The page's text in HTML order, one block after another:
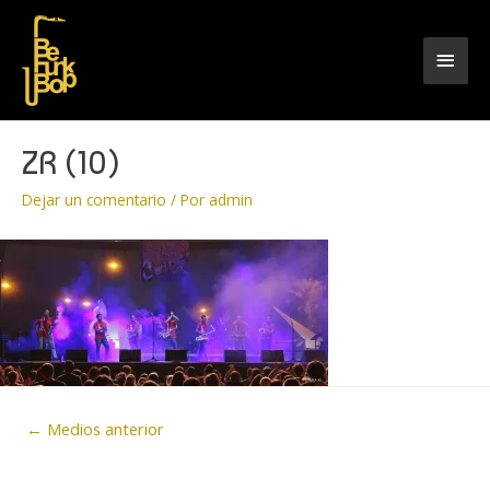
ZR (10)
Dejar un comentario / Por admin
Navegación
← Medios anterior